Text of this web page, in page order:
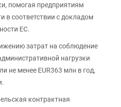
помогая предприятиям
в соответствии с докладом
ЕС.
затрат на соблюдение
нагрузки
не менее EUR363 млн в год,
контрактная